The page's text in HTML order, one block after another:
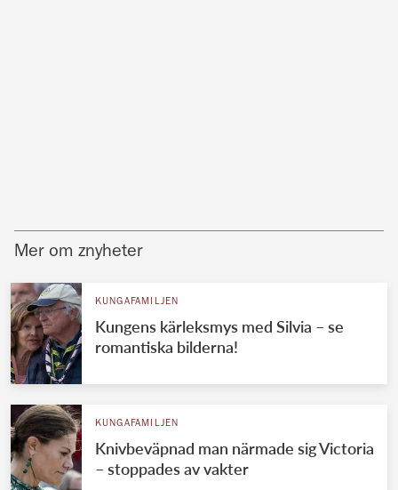
Mer om znyheter
KUNGAFAMILJEN
Kungens kärleksmys med Silvia – se
romantiska bilderna!
KUNGAFAMILJEN
Knivbeväpnad man närmade sig Victoria
– stoppades av vakter